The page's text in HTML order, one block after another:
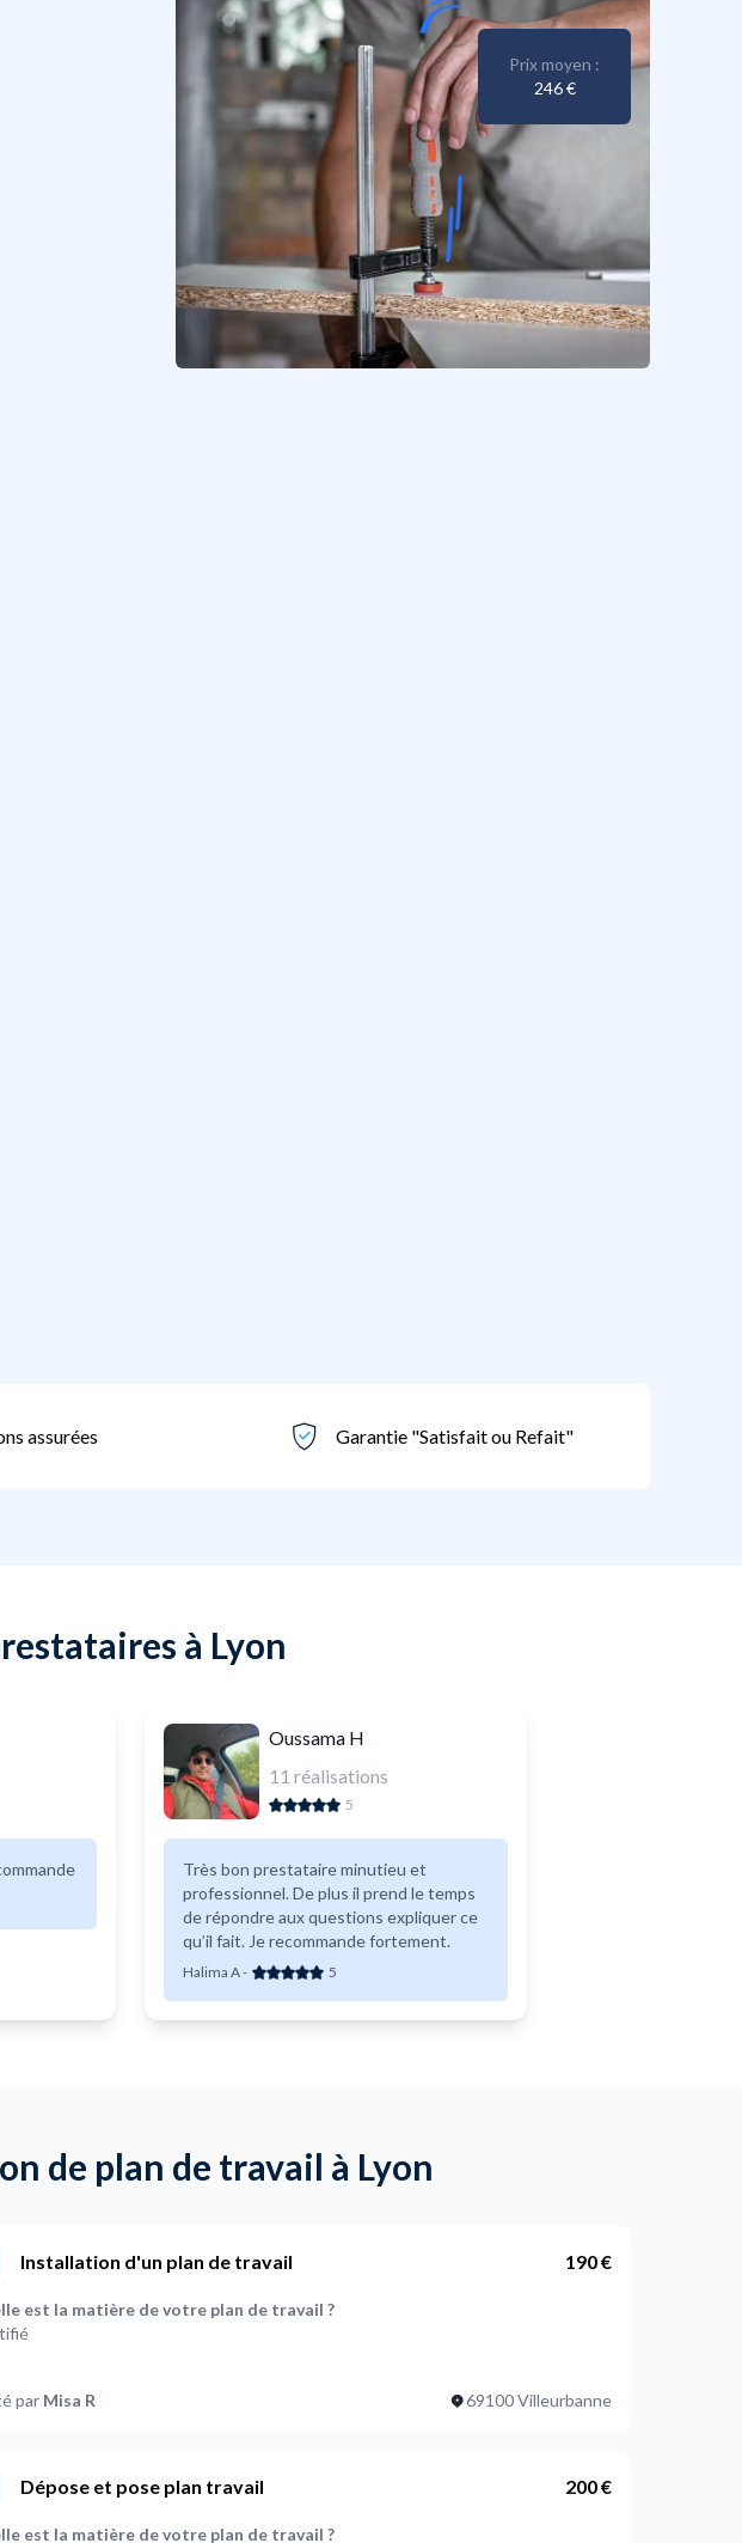
Prix moyen :
246 €
assurées Garantie "Satisfait ou Refait"
à Lyon
Oussama H
11 réalisations
5
Très bon prestataire minutieu et
professionnel. De plus il prend le temps
de répondre aux questions expliquer ce
qu’il fait. Je recommande fortement.
Halima A- 5
de plan de travail à Lyon
Installation d'un plan de travail 190 €
est la matière de votre plan de travail ?
ensemble
il retirer un plan de travail existant ?
par Misa R 69100 Villeurbanne
Dépose et pose plan travail 200 €
est la matière de votre plan de travail ?